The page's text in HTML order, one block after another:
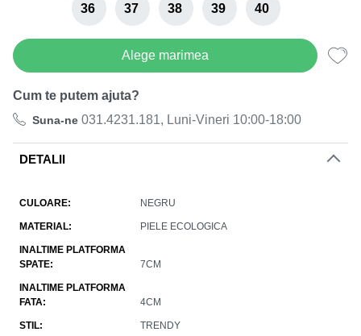
36 37 38 39 40
Alege marimea
Cum te putem ajuta?
Suna-ne 031.4231.181, Luni-Vineri 10:00-18:00
DETALII
CULOARE NEGRU
MATERIAL PIELE ECOLOGICA
INALTIME PLATFORMA
SPATE
7CM
INALTIME PLATFORMA
FATA
4CM
STIL TRENDY